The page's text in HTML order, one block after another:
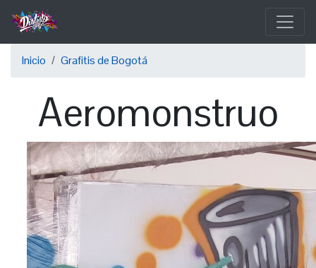
Pasar
contenido
principalSobrescribir
ayuda
navegación
Inicio Grafitis de Bogotá
Aeromonstruo